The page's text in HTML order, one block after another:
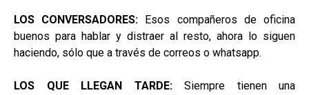
LOS CONVERSADORES: Esos compañeros de oficina
buenos para hablar y distraer al resto, ahora lo siguen
haciendo, sólo que a través de correos o whatsapp.
LOS QUE LLEGAN TARDE:Siempre tienen una